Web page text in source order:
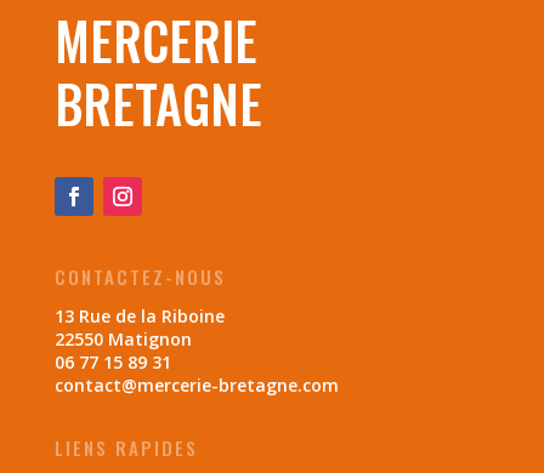
MERCERIE
BRETAGNE
CONTACTEZ-NOUS
13 Rue de la Riboine
22550 Matignon
06 77 15 89 31
contact@mercerie-bretagne.com
LIENS RAPIDES